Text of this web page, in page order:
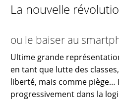
La nouvelle
ou le baiser au
Ultime grande
en tant que lutte des
liberté, mais comme piège…
progressivement dans la